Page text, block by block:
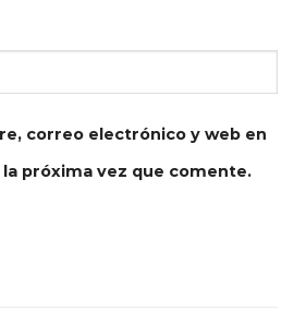
correo electrónico y web en
próxima vez que comente.